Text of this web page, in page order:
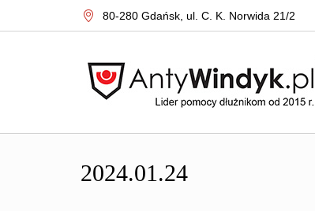
80-280 Gdańsk, ul. C. K. Norwida 21/2
2024.01.24